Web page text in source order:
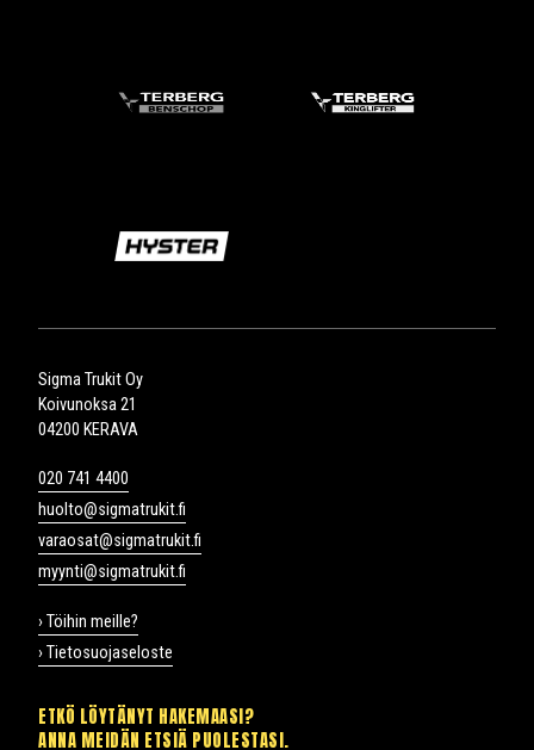
Sigma Trukit Oy
Koivunoksa 21
04200 KERAVA
020 741 4400
huolto@sigmatrukit.fi
varaosat@sigmatrukit.fi
myynti@sigmatrukit.fi
› Töihin meille?
› Tietosuojaseloste
ETKÖ LÖYTÄNYT HAKEMAASI?
ANNA MEIDÄN ETSIÄ PUOLESTASI.